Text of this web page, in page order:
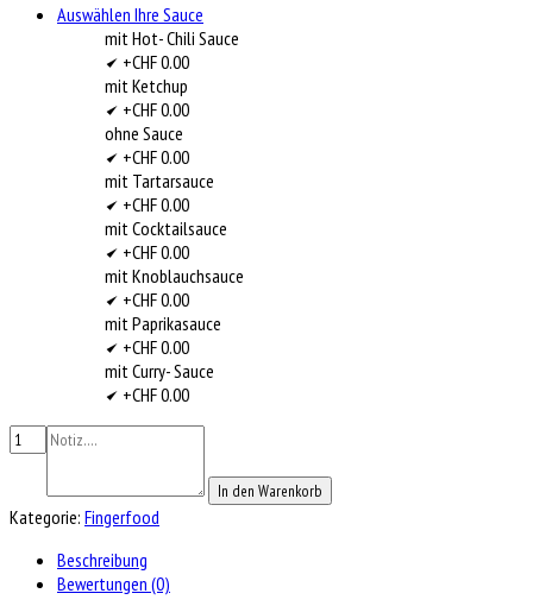
Auswählen Ihre Sauce
mit Hot- Chili Sauce
+CHF 0.00
mit Ketchup
+CHF 0.00
ohne Sauce
+CHF 0.00
mit Tartarsauce
+CHF 0.00
mit Cocktailsauce
+CHF 0.00
mit Knoblauchsauce
+CHF 0.00
mit Paprikasauce
+CHF 0.00
mit Curry- Sauce
+CHF 0.00
In den Warenkorb
Kategorie: Fingerfood
Beschreibung
Bewertungen (0)